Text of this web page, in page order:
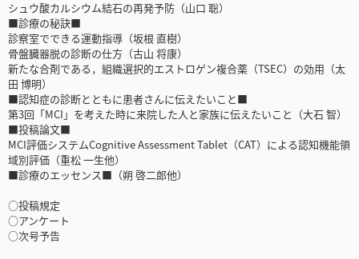
シュウ酸カルシウム結石の再発予防（山口 聡）
■診療の秘訣■
診察室でできる運動指導（坂根 直樹）
骨盤臓器脱の診断の仕方（古山 将康）
新たな合剤である，組織選択的エストロゲン複合薬（TSEC）の効用（太
田 博明）
■認知症の診断とともに患者さんに伝えたいこと■
第3回「MCI」を考えた時に来院した人と家族に伝えたいこと（大石 智）
■投稿論文■
MCI評価システムCognitive Assessment Tablet（CAT）による認知機能領
域別評価（重松 一生他）
■診療のエッセンス■（朔 啓二郎他）
○投稿規定
○アンケート
○次号予告